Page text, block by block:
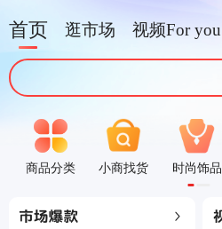
首页 逛市场 视频For you
商品分类 小商找货 时尚饰品